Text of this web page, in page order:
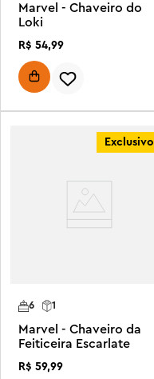
Marvel - Chaveiro do
Loki
R$ 54,99
Exclusivo
6 1
Marvel - Chaveiro da
Feiticeira Escarlate
R$ 59,99